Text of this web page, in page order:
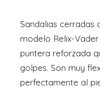
Sandalias cerradas
modelo Relix-
puntera reforzada
golpes. Son muy
perfectamente al